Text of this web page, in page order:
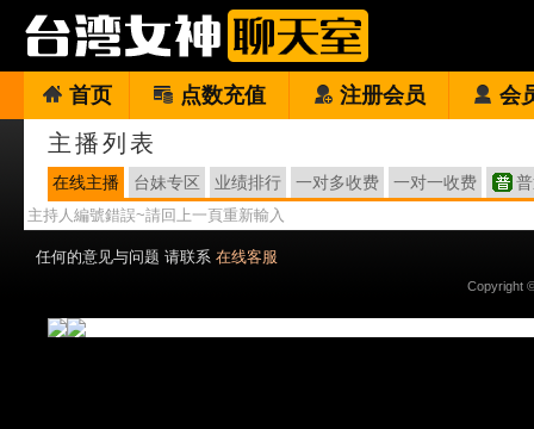
首页 点数充值 注册会员 会
主播列表
在线主播 台妹专区 业绩排行 一对多收费 一对一收费
主持人編號錯誤~請回上一頁重新輸入
任何的意见与问题 请联系 在线客服
Copyright